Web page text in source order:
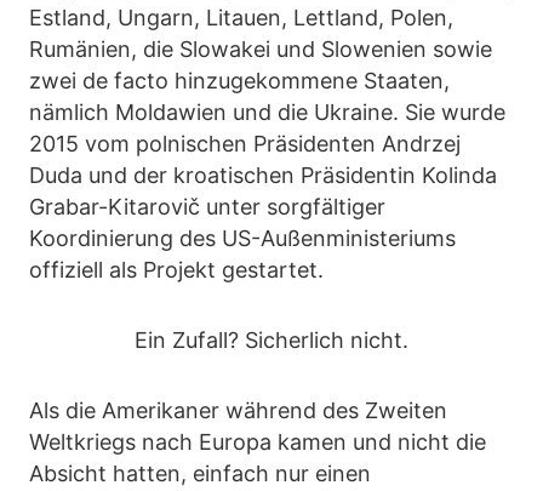
Estland, Ungarn, Litauen, Lettland, Polen,
Rumänien, die Slowakei und Slowenien sowie
zwei de facto hinzugekommene Staaten,
nämlich Moldawien und die Ukraine. Sie wurde
2015 vom polnischen Präsidenten Andrzej
Duda und der kroatischen Präsidentin Kolinda
Grabar-Kitarovič unter sorgfältiger
Koordinierung des US-Außenministeriums
offiziell als Projekt gestartet.
Ein Zufall? Sicherlich nicht.
Als die Amerikaner während des Zweiten
Weltkriegs nach Europa kamen und nicht die
Absicht hatten, einfach nur einen